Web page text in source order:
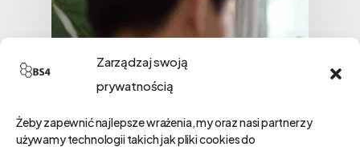
Zarządzaj swoją
prywatnością
Żeby zapewnić najlepsze wrażenia, my oraz nasi partnerzy
używamy technologii takich jak pliki cookies do